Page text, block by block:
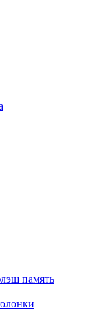
память